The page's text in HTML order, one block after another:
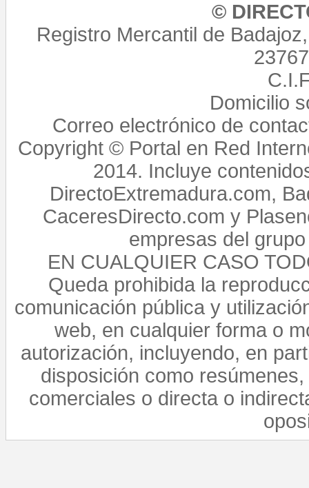
©
Registro Mercantil de
Domicilio
Correo electrónico de
Copyright © Portal en Red
2014. Incluye
DirectoExtremadura.com,
CaceresDirecto.com y
empresas del
EN CUALQUIER CASO
Queda prohibida la
comunicación pública y
web, en cualquier forma o
autorización, incluyendo, en
disposición como
comerciales o directa o